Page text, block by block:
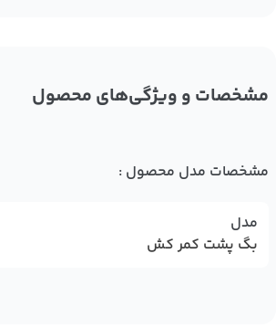
مشخصات و ویژگی‌های محصول
مشخصات مدل محصول :
مدل
بگ پشت کمر کش